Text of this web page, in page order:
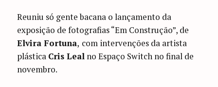
Reuniu só gente bacana o lançamento da
exposição de fotografias “Em Construção”, de
Elvira Fortuna, com intervenções da artista
plástica Cris Leal no Espaço Switch no final de
novembro.